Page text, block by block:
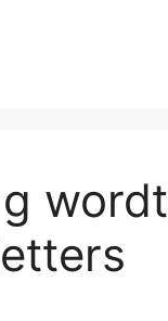
wordt